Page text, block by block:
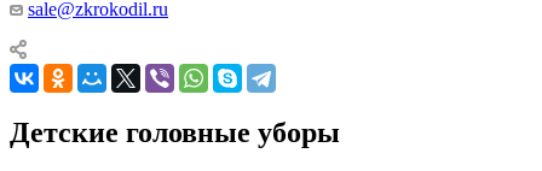
sale@zkrokodil.ru
Детские головные уборы